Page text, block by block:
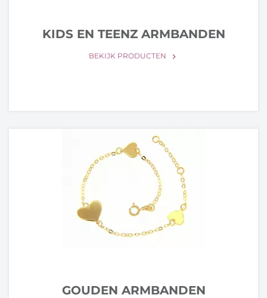
KIDS EN TEENZ ARMBANDEN
BEKIJK PRODUCTEN keyboard_arrow_right
GOUDEN ARMBANDEN